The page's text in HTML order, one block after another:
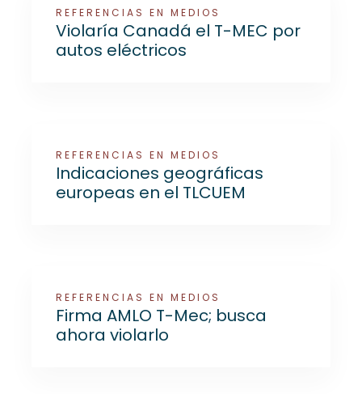
REFERENCIAS EN MEDIOS
Violaría Canadá el T-MEC por
autos eléctricos
REFERENCIAS EN MEDIOS
Indicaciones geográficas
europeas en el TLCUEM
REFERENCIAS EN MEDIOS
Firma AMLO T-Mec; busca
ahora violarlo